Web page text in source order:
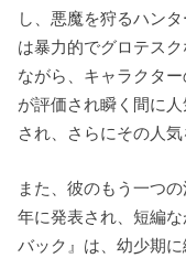
し、悪魔を狩るハン
は暴力的でグロテス
ながら、キャラクタ
が評価され瞬く間に人
され、さらにその人
また、彼のもう一つ
年に発表され、短編な
バック』は、幼少期